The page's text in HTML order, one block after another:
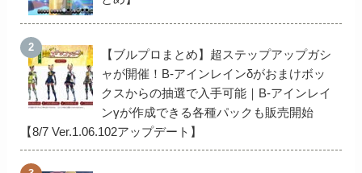
【ブルプロまとめ】超ステップアップガシ
ャが開催！B-アインレインδがおまけボッ
クスからの抽選で入手可能｜B-アインレイ
ンγが作成できる各種パックも販売開始
【8/7 Ver.1.06.102アップデート】